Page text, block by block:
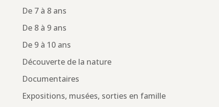
De 7 à 8 ans
De 8 à 9 ans
De 9 à 10 ans
Découverte de la nature
Documentaires
Expositions, musées, sorties en famille